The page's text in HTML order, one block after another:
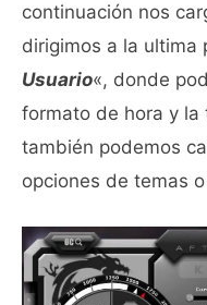
continuación nos
dirigimos a la ultima
Usuario«, donde
formato de hora y la
también podemos
opciones de temas